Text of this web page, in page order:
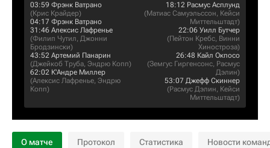
03:59 Фрэнк Ватрано
(Крис Крайдер)
04:17 Фрэнк Ватрано
31:46 Алексис Лафренье
(Филип Чутил, Джонни
Бродзински)
43:52 Артемий Панарин
(Джейкоб Труба, Эндрю Копп)
62:02 К'Андре Миллер
(Алексис Лафренье, Эндрю
Копп)
18:12 Расмус Асплунд
(Матиас Самуэльссон, Кейси
Миттельштадт)
22:06 Уилл Бутчер
(Пейтон Кребс, Винни
Хиностроза)
26:48 Кайл Окпосо
(Земгус Гиргенсонс, Расмус
Дэлин)
53:07 Джефф Скиннер
(Расмус Дэлин, Кейси
Миттельштадт)
О матче Протокол Статистика Новости